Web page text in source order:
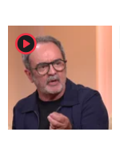
player2